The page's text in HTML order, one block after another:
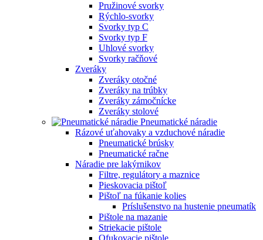
Pružinové svorky
Rýchlo-svorky
Svorky typ C
Svorky typ F
Uhlové svorky
Svorky račňové
Zveráky
Zveráky otočné
Zveráky na trúbky
Zveráky zámočnícke
Zveráky stolové
Pneumatické náradie
Rázové uťahovaky a vzduchové náradie
Pneumatické brúsky
Pneumatické račne
Náradie pre lakýrnikov
Filtre, regulátory a maznice
Pieskovacia pištoľ
Pištoľ na fúkanie kolies
Príslušenstvo na hustenie pneumatík
Pištole na mazanie
Striekacie pištole
Ofukovacie pištole